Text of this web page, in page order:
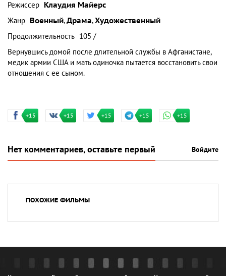
Режиссер Клаудия Майерс
Жанр Военный,Драма,Художественный
Продолжительность 105 /
Вернувшись домой после длительной службы в Афганистане,
медик армии США и мать одиночка пытается восстановить свои
отношения с ее сыном.
+15 +15 +15 +15 +15
Нет комментариев, оставьте первый Войдите
ПОХОЖИЕ ФИЛЬМЫ